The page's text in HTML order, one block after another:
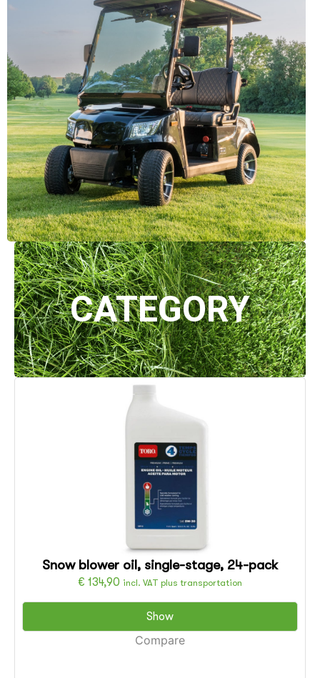
CATEGORY
Snow blower oil, single-stage, 24-pack
€ 134,90 incl. VAT plus transportation
Show
Compare